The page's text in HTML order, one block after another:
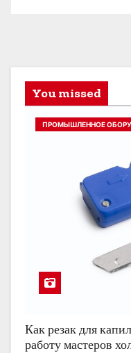
You missed
ПРОМЫШЛЕННОЕ
Как резак для
работу мастеров